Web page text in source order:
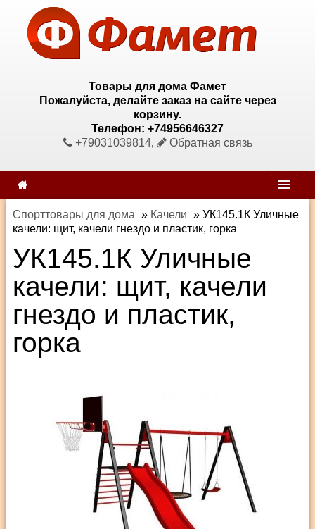
Товары для дома Фамет
Пожалуйста, делайте заказ на сайте через
корзину.
Телефон: +74956646327
+79031039814, Обратная связь
Спорттовары для дома » Качели » УК145.1К Уличные
качели: щит, качели гнездо и пластик, горка
УК145.1К Уличные
качели: щит, качели
гнездо и пластик,
горка